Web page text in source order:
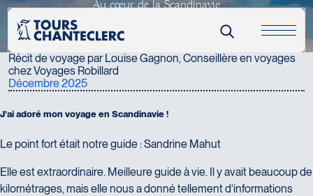
Au cœur de la Scandinavie
Le récit d'une conseillère en voyages
Récits & actualités
Récit de voyage par Louise Gagnon, Conseillère en voyages
chez Voyages Robillard
Décembre 2025
J’aiadorémonvoyageenScandinavie!
Le point fort était notre guide : Sandrine Mahut
Elle est extraordinaire. Meilleure guide à vie. Il y avait beaucoup de
kilométrages, mais elle nous a donné tellement d’informations
Message